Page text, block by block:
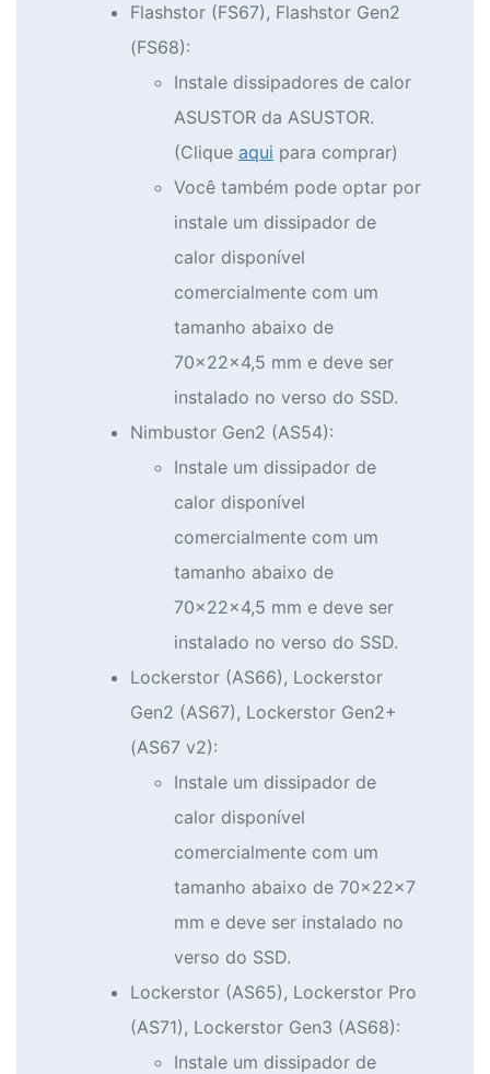
Flashstor (FS67), Flashstor Gen2
(FS68):
Instale dissipadores de calor
ASUSTOR da ASUSTOR.
(Clique aqui para comprar)
Você também pode optar por
instale um dissipador de
calor disponível
comercialmente com um
tamanho abaixo de
70x22x4,5 mm e deve ser
instalado no verso do SSD.
Nimbustor Gen2 (AS54):
Instale um dissipador de
calor disponível
comercialmente com um
tamanho abaixo de
70x22x4,5 mm e deve ser
instalado no verso do SSD.
Lockerstor (AS66), Lockerstor
Gen2 (AS67), Lockerstor Gen2+
(AS67 v2):
Instale um dissipador de
calor disponível
comercialmente com um
tamanho abaixo de 70x22x7
mm e deve ser instalado no
verso do SSD.
Lockerstor (AS65), Lockerstor Pro
(AS71), Lockerstor Gen3 (AS68):
Instale um dissipador de